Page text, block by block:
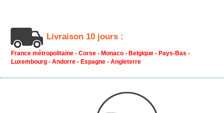
Livraison 10 jours :
France métropolitaine - Corse - Monaco - Belgique - Pays-Bas -
Luxembourg - Andorre - Espagne - Angleterre